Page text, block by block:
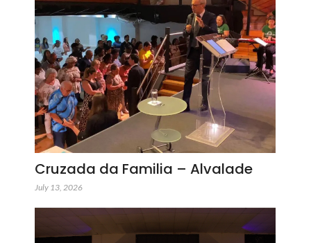
Cruzada da Familia – Alvalade
July 13, 2026